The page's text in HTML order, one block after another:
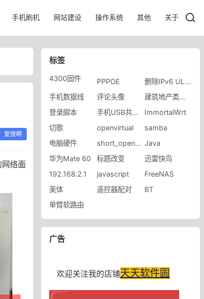
手机刷机 网站建设 操作系统 其他 关于
爱搜啊
络面
标签
4300固件 PPPOE
删除IPv6 ULA前缀
手机数据线
评论头像
建筑地产类培训
登录脚本
手机USB共享网络
​ImmortalWrt
切歌
openvirtual
samba
电脑硬件
short_open_tag Java
华为Mate 60
标题改变
迅雷快鸟
192.168.2.1
javascript
FreeNAS
美体
遥控器配对
BT
单臂软路由
广告
欢迎关注我的店铺天天软件圆